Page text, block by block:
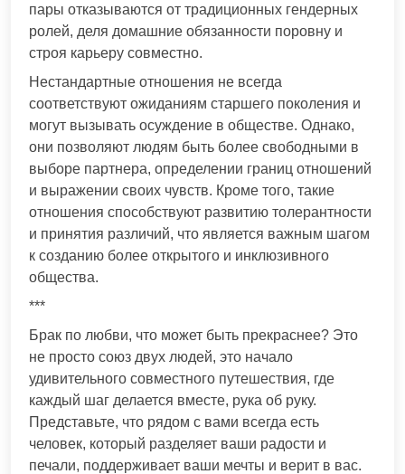
пары отказываются от традиционных гендерных
ролей, деля домашние обязанности поровну и
строя карьеру совместно.
Нестандартные отношения не всегда
соответствуют ожиданиям старшего поколения и
могут вызывать осуждение в обществе. Однако,
они позволяют людям быть более свободными в
выборе партнера, определении границ отношений
и выражении своих чувств. Кроме того, такие
отношения способствуют развитию толерантности
и принятия различий, что является важным шагом
к созданию более открытого и инклюзивного
общества.
***
Брак по любви, что может быть прекраснее? Это
не просто союз двух людей, это начало
удивительного совместного путешествия, где
каждый шаг делается вместе, рука об руку.
Представьте, что рядом с вами всегда есть
человек, который разделяет ваши радости и
печали, поддерживает ваши мечты и верит в вас.